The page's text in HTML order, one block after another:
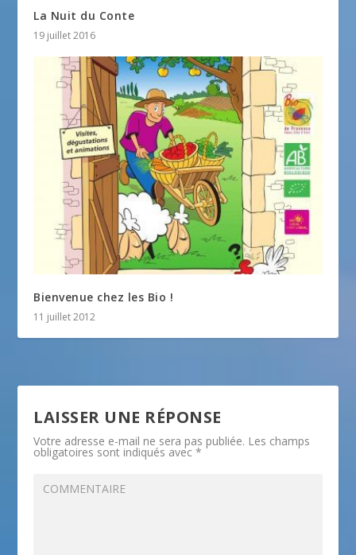
La Nuit du Conte
19 juillet 2016
Bienvenue chez les Bio !
11 juillet 2012
LAISSER UNE RÉPONSE
Votre adresse e-mail ne sera pas publiée. Les champs
obligatoires sont indiqués avec*